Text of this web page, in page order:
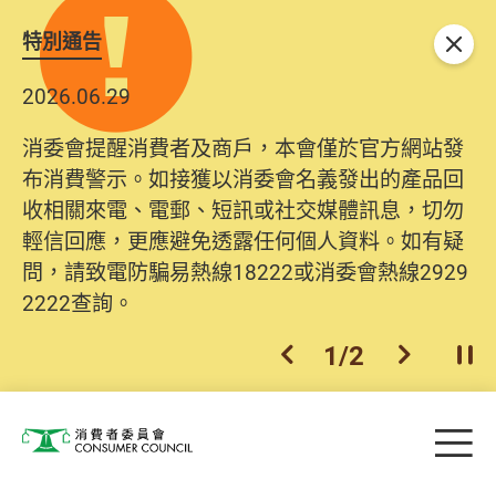
特別通告
2026.06.29
消委會提醒消費者及商戶，本會僅於官方網站發
布消費警示。如接獲以消委會名義發出的產品回
收相關來電、電郵、短訊或社交媒體訊息，切勿
輕信回應，更應避免透露任何個人資料。如有疑
問，請致電防騙易熱線18222或消委會熱線2929
2222查詢。
上一個
1/2 下一個開
關閉
消費者委員會 目